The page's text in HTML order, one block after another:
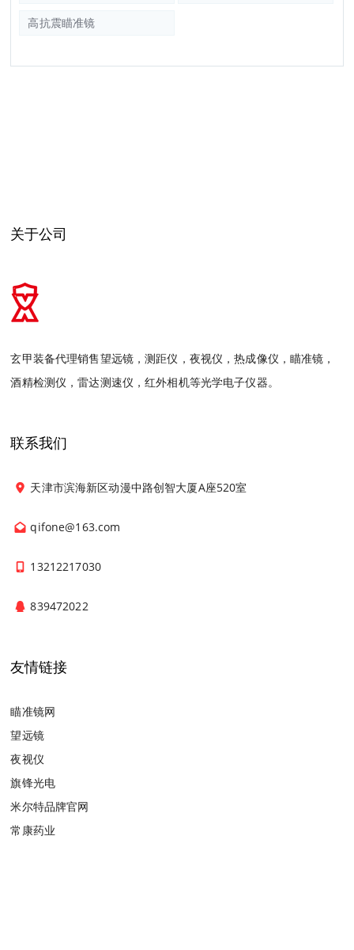
高抗震瞄准镜
关于公司
玄甲装备代理销售望远镜，测距仪，夜视仪，热成像仪，瞄准镜，
酒精检测仪，雷达测速仪，红外相机等光学电子仪器。
联系我们
天津市滨海新区动漫中路创智大厦A座520室
qifone@163.com
13212217030
839472022
友情链接
瞄准镜网
望远镜
夜视仪
旗锋光电
米尔特品牌官网
常康药业